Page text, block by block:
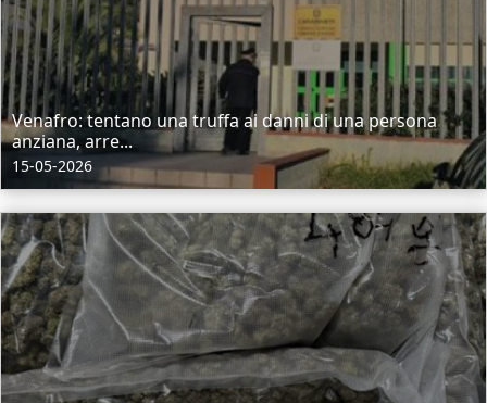
Venafro: tentano una truffa ai danni di una persona
anziana, arre...
15-05-2026